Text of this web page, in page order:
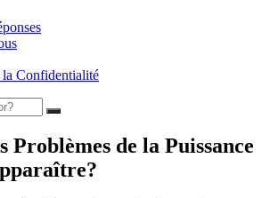
Confidentialité
Problèmes de la Puissance